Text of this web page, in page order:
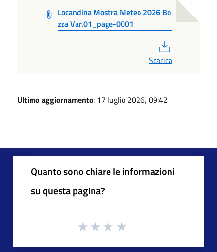
Locandina Mostra Meteo 2026 Bo
zza Var.01_page-0001
Scarica
Ultimo aggiornamento: 17 luglio 2026, 09:42
Quanto sono chiare le informazioni
su questa pagina?